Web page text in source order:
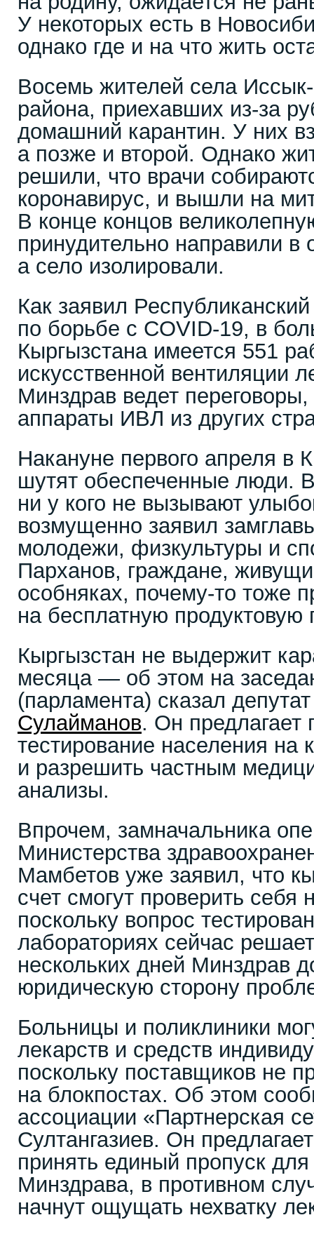
У некоторых есть в
однако где и на что жить
Восемь жителей села
района, приехавших из-за
домашний карантин. У них
а позже и второй. Однако
решили, что врачи
коронавирус, и вышли на
В конце концов
принудительно направили в
а село изолировали.
Как заявил
по борьбе с СOVID-19, в
Кыргызстана имеется 551
искусственной вентиляции
Минздрав ведет
аппараты ИВЛ из других
Накануне первого апреля в
шутят обеспеченные люди.
ни у кого не вызывают
возмущенно заявил
молодежи, физкультуры и
Парханов, граждане,
особняках, почему-то тоже
на бесплатную
Кыргызстан не выдержит
месяца — об этом на
(парламента) сказал
Сулайманов. Он предлагает
тестирование населения на
и разрешить частным
анализы.
Впрочем, замначальника
Министерства
Мамбетов уже заявил, что
счет смогут проверить себя
поскольку вопрос
лабораториях сейчас
нескольких дней Минздрав
юридическую сторону
Больницы и поликлиники
лекарств и средств
поскольку поставщиков не
на блокпостах. Об этом
ассоциации «Партнерская
Султангазиев. Он
принять единый пропуск
Минздрава, в противном
начнут ощущать нехватку